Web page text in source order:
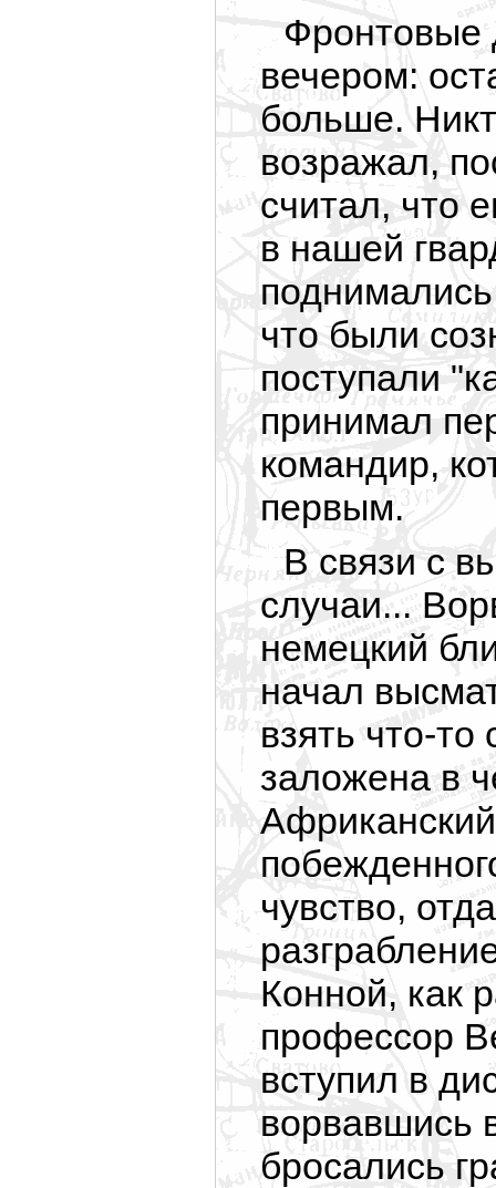
Фронтовые
вечером:
больше.
возражал,
считал, что
в нашей
что были
поступали
принимал
командир,
первым.
В связи с
случаи...
немецкий
начал
взять что-
заложена в
чувство,
Конной, как
профессор
вступил в
ворвавшись
бросались